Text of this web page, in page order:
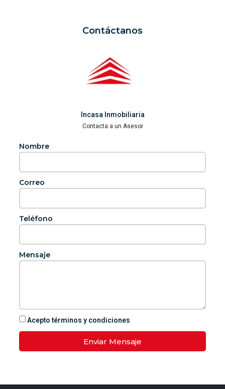
Contáctanos
Incasa Inmobiliaria
Contacta a un Asesor
Nombre
Correo
Teléfono
Mensaje
Acepto términos y condiciones
Enviar Mensaje